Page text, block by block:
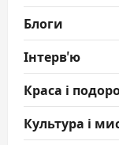
Блоги
Інтерв'ю
Краса і
Культура і